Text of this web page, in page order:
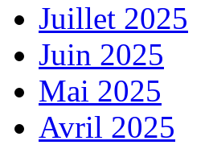
Juillet 2025
Juin 2025
Mai 2025
Avril 2025